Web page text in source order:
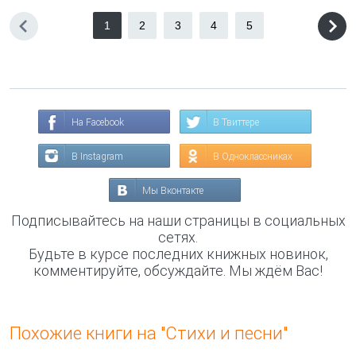
1 2 3 4 5
На Facebook В Твиттере
В Instagram В Одноклассниках
Мы Вконтакте
Подписывайтесь на наши страницы в социальных
сетях.
Будьте в курсе последних книжных новинок,
комментируйте, обсуждайте. Мы ждём Вас!
Похожие книги на "Стихи и песни"